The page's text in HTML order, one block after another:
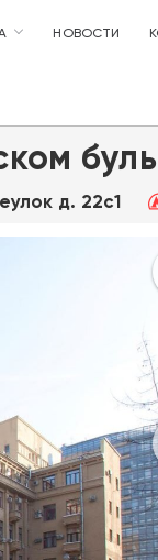
НОВОСТИ
д. 22с1